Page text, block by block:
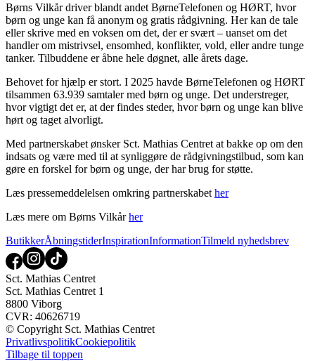
Børns Vilkår driver blandt andet BørneTelefonen og HØRT, hvor
børn og unge kan få anonym og gratis rådgivning. Her kan de tale
eller skrive med en voksen om det, der er svært – uanset om det
handler om mistrivsel, ensomhed, konflikter, vold, eller andre tunge
tanker. Tilbuddene er åbne hele døgnet, alle årets dage.
Behovet for hjælp er stort. I 2025 havde BørneTelefonen og HØRT
tilsammen 63.939 samtaler med børn og unge. Det understreger,
hvor vigtigt det er, at der findes steder, hvor børn og unge kan blive
hørt og taget alvorligt.
Med partnerskabet ønsker Sct. Mathias Centret at bakke op om den
indsats og være med til at synliggøre de rådgivningstilbud, som kan
gøre en forskel for børn og unge, der har brug for støtte.
Læs pressemeddelelsen omkring partnerskabet her
Læs mere om Børns Vilkårher
ButikkerÅbningstiderInspirationInformationTilmeld nyhedsbrev
Sct. Mathias Centret
Sct. Mathias Centret 1
8800 Viborg
CVR: 40626719
© Copyright Sct. Mathias Centret
PrivatlivspolitikCookiepolitik
Tilbage til toppen